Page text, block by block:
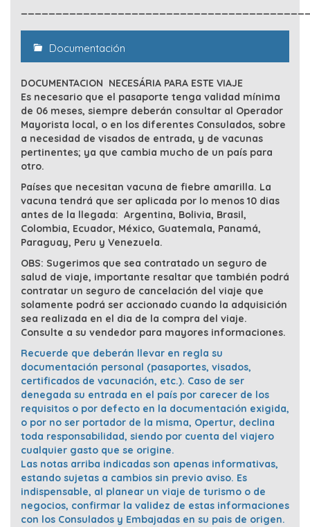
Documentación
DOCUMENTACION NECESÁRIA PARA ESTE VIAJE
Es necesario que el pasaporte tenga validad mínima
de 06 meses, siempre deberán consultar al Operador
Mayorista local, o en los diferentes Consulados, sobre
a necesidad de visados de entrada, y de vacunas
pertinentes; ya que cambia mucho de un país para
otro.
Países que necesitan vacuna de fiebre amarilla. La
vacuna tendrá que ser aplicada por lo menos 10 dias
antes de la llegada: Argentina, Bolivia, Brasil,
Colombia, Ecuador, México, Guatemala, Panamá,
Paraguay, Peru y Venezuela.
OBS: Sugerimos que sea contratado un seguro de
salud de viaje, importante resaltar que también podrá
contratar un seguro de cancelación del viaje que
solamente podrá ser accionado cuando la adquisición
sea realizada en el dia de la compra del viaje.
Consulte a su vendedor para mayores informaciones.
Recuerde que deberán llevar en regla su
documentación personal (pasaportes, visados,
certificados de vacunación, etc.). Caso de ser
denegada su entrada en el país por carecer de los
requisitos o por defecto en la documentación exigida,
o por no ser portador de la misma, Opertur, declina
toda responsabilidad, siendo por cuenta del viajero
cualquier gasto que se origine.
Las notas arriba indicadas son apenas informativas,
estando sujetas a cambios sin previo aviso. Es
indispensable, al planear un viaje de turismo o de
negocios, confirmar la validez de estas informaciones
con los Consulados y Embajadas en su pais de origen.